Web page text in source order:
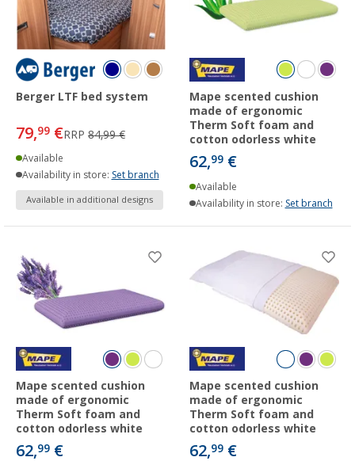
Berger LTF bed system
79,99 €RRP 84,99 €
Available
Availability in store: Set branch
Available in additional designs
Mape scented cushion
made of ergonomic
Therm Soft foam and
cotton odorless white
62,99 €
Available
Availability in store: Set branch
Mape scented cushion
made of ergonomic
Therm Soft foam and
cotton odorless white
62,99 €
Mape scented cushion
made of ergonomic
Therm Soft foam and
cotton odorless white
62,99 €